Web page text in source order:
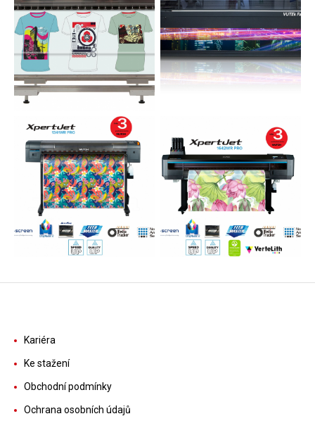
Kariéra
Ke stažení
Obchodní podmínky
Ochrana osobních údajů